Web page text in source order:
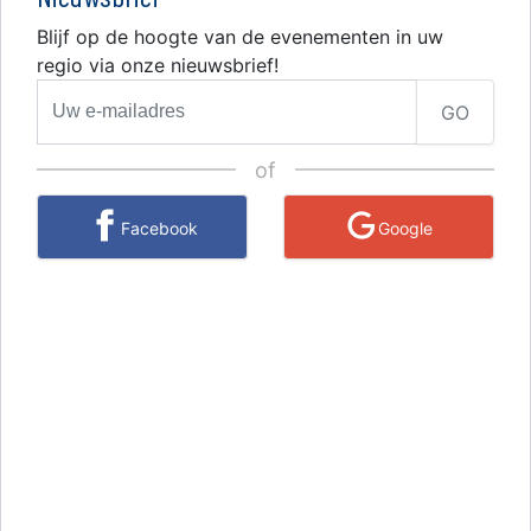
Blijf op de hoogte van de evenementen in uw
regio via onze nieuwsbrief!
GO
of
Facebook Google